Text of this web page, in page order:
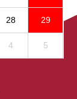
28 29
4 5